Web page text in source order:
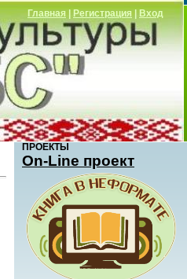
Главная Регистрация |Вход
ПРОЕКТЫ
Оn-Line проект